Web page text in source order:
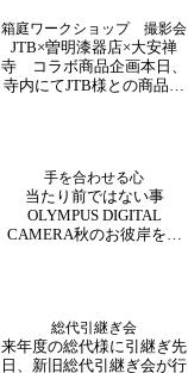
箱庭ワークショップ 撮影会
JTB×曽明漆器店×大安禅
寺 コラボ商品企画本日、
寺内にてJTB様との商品企
いる様子を撮影いたしまし
た。新幹線開業に向けて、
体験コンテンツを準備し...
手を合わせる心
当たり前ではない事
OLYMPUS DIGITAL
CAMERA秋のお彼岸を前
修理工事が始まった為前に
来られた時と変わった部分
に驚かれたり、法話後工...
総代引継ぎ会
来年度の総代様に引継ぎ先
日、新旧総代引継ぎ会が行